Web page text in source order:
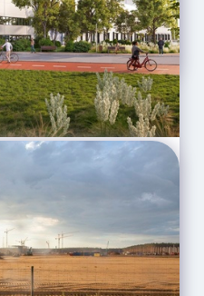
Park Karviná
město.